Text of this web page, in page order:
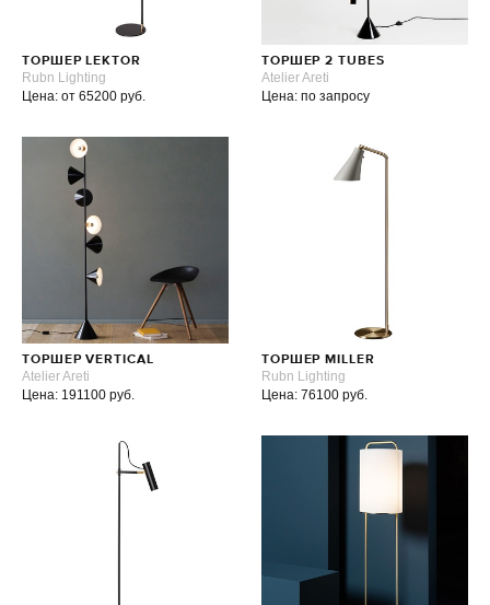
ТОРШЕР LEKTOR
Rubn Lighting
Цена: от 65200 руб.
ТОРШЕР 2 TUBES
Atelier Areti
Цена: по запросу
ТОРШЕР VERTICAL
Atelier Areti
Цена: 191100 руб.
ТОРШЕР MILLER
Rubn Lighting
Цена: 76100 руб.